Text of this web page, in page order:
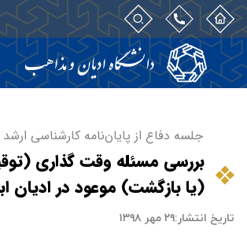
جلسه دفاع از پایان‌نامه کارشناسی ارشد
بررسی مسئله وقت گذاری
(یا بازگشت) موعود در ادیان
تاریخ انتشار:۲۹ مهر ۱۳۹۸